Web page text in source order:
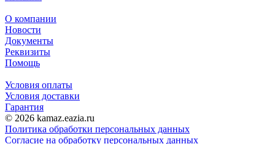
О компании
Новости
Документы
Реквизиты
Помощь
Условия оплаты
Условия доставки
Гарантия
© 2026 kamaz.eazia.ru
Политика обработки персональных данных
Согласие на обработку персональных данных